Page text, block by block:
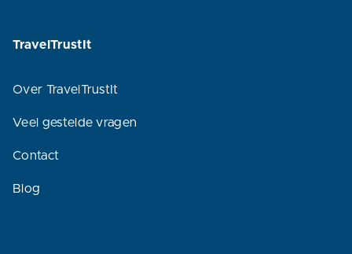
TravelTrustIt
Over TravelTrustIt
Veel gestelde vragen
Contact
Blog